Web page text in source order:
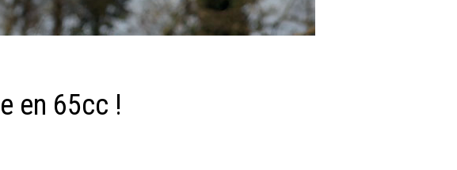
en 65cc !